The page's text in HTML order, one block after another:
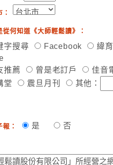
從何知道《大師輕鬆讀》：
字搜尋 Facebook
緯育
推薦
曾是老訂戶
佳音
堂
震旦月刊 其他：
： 是 否